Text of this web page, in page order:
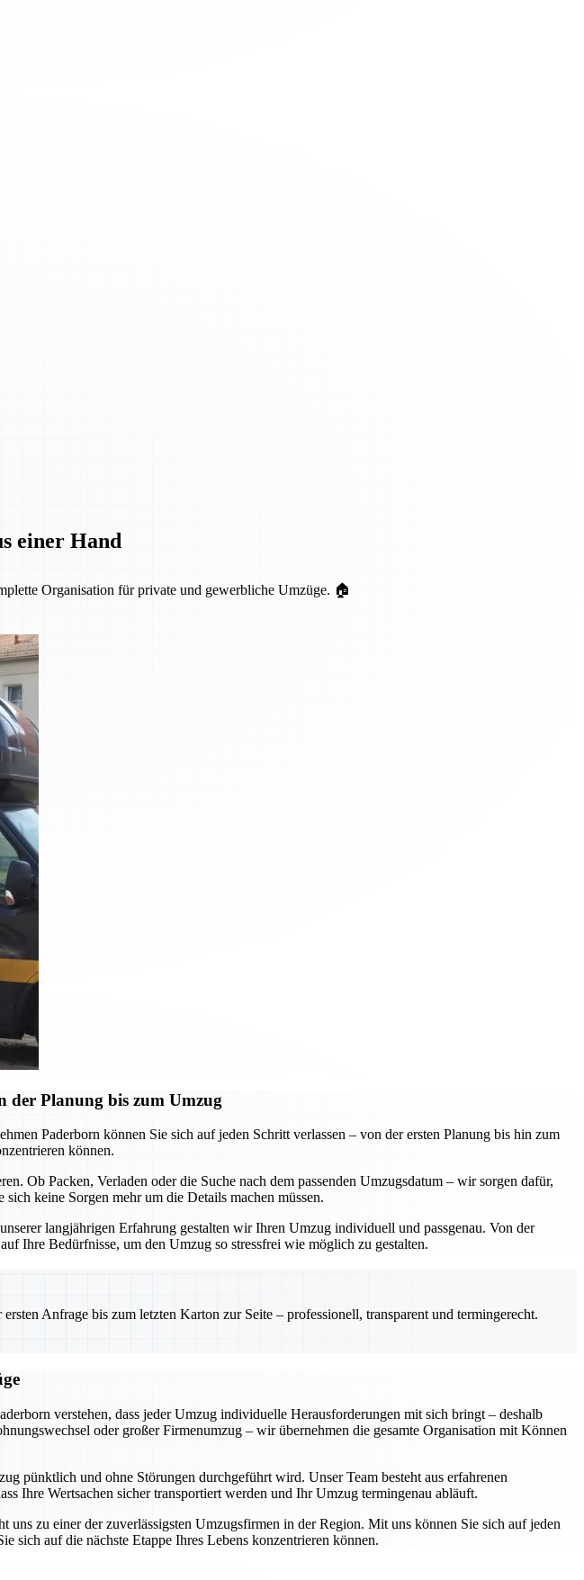
einer Hand
Organisation für private und gewerbliche Umzüge. 🏠
der Planung bis zum Umzug
Paderborn können Sie sich auf jeden Schritt verlassen – von der ersten Planung bis hin zum
können.
Ob Packen, Verladen oder die Suche nach dem passenden Umzugsdatum – wir sorgen dafür,
keine Sorgen mehr um die Details machen müssen.
langjährigen Erfahrung gestalten wir Ihren Umzug individuell und passgenau. Von der
Ihre Bedürfnisse, um den Umzug so stressfrei wie möglich zu gestalten.
Anfrage bis zum letzten Karton zur Seite – professionell, transparent und termingerecht.
verstehen, dass jeder Umzug individuelle Herausforderungen mit sich bringt – deshalb
oder großer Firmenumzug – wir übernehmen die gesamte Organisation mit Können
pünktlich und ohne Störungen durchgeführt wird. Unser Team besteht aus erfahrenen
Ihre Wertsachen sicher transportiert werden und Ihr Umzug termingenau abläuft.
zu einer der zuverlässigsten Umzugsfirmen in der Region. Mit uns können Sie sich auf jeden
sich auf die nächste Etappe Ihres Lebens konzentrieren können.